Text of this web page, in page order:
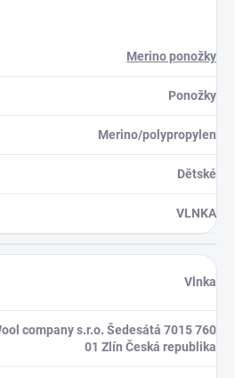
Merino ponožky
Ponožky
Merino/polypropylen
Dětské
VLNKA
Vlnka
company s.r.o. Šedesátá 7015 760
01 Zlín Česká republika